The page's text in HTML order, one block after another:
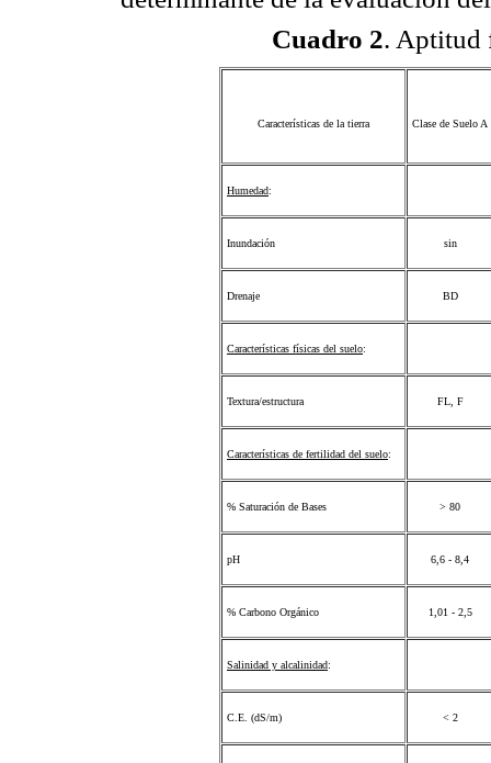
Cuadro 2. Aptitud
Características de la tierra Clase de Suelo A
Humedad:
Inundación sin
Drenaje BD
Características físicas del suelo:
Textura/estructura FL, F
Características de fertilidad del suelo:
% Saturación de Bases > 80
pH 6,6 - 8,4
% Carbono Orgánico 1,01 - 2,5
Salinidad y alcalinidad:
C.E. (dS/m) < 2